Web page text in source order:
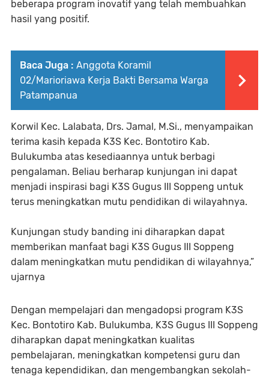
beberapa program inovatif yang telah membuahkan
hasil yang positif.
Baca Juga : Anggota Koramil
02/Marioriawa Kerja Bakti Bersama Warga
Patampanua
Korwil Kec. Lalabata, Drs. Jamal, M.Si., menyampaikan
terima kasih kepada K3S Kec. Bontotiro Kab.
Bulukumba atas kesediaannya untuk berbagi
pengalaman. Beliau berharap kunjungan ini dapat
menjadi inspirasi bagi K3S Gugus III Soppeng untuk
terus meningkatkan mutu pendidikan di wilayahnya.
Kunjungan study banding ini diharapkan dapat
memberikan manfaat bagi K3S Gugus III Soppeng
dalam meningkatkan mutu pendidikan di wilayahnya,”
ujarnya
Dengan mempelajari dan mengadopsi program K3S
Kec. Bontotiro Kab. Bulukumba, K3S Gugus III Soppeng
diharapkan dapat meningkatkan kualitas
pembelajaran, meningkatkan kompetensi guru dan
tenaga kependidikan, dan mengembangkan sekolah-